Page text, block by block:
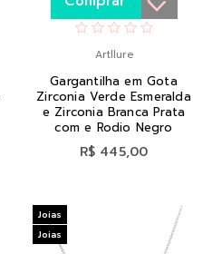
Artllure
Gargantilha em Gota
Zirconia Verde Esmeralda
e Zirconia Branca Prata
com e Rodio Negro
R$ 445,00
Joias
Joias